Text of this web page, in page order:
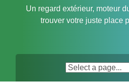
Un regard extérieur, moteur
trouver votre juste place